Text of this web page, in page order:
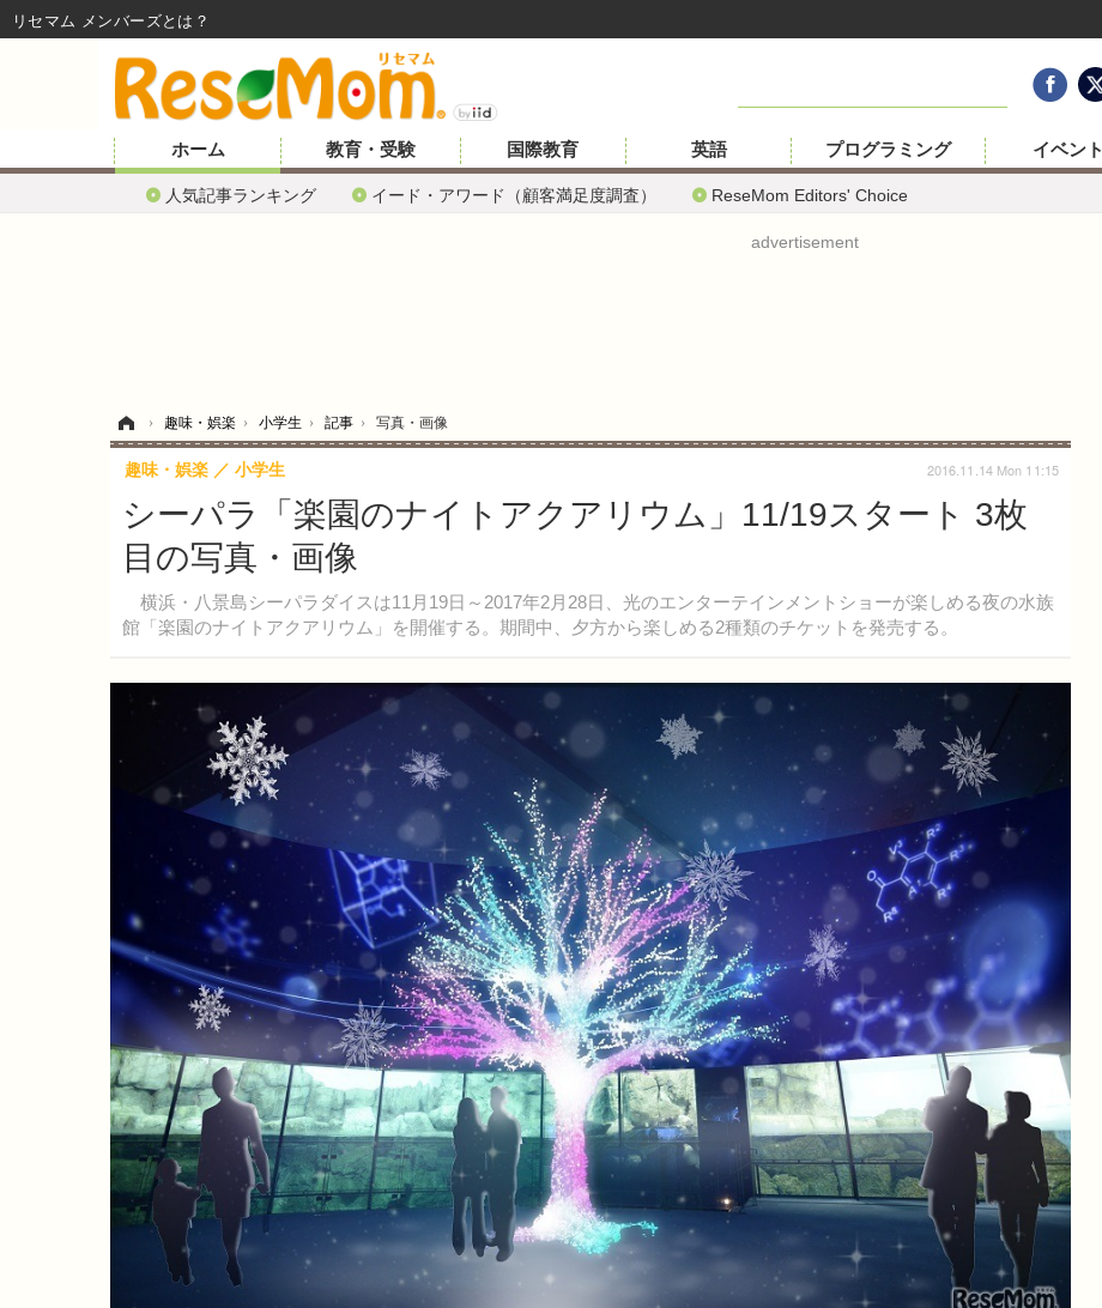
ホーム
人気記事ランキング イード・アワード（顧客満足度調査） ReseMom Editors' Choice
教育・受験 国際教育 英語 プログラミング イベント
advertisement
› 趣味・娯楽 › 小学生 › 記事 › 写真・画像
シーパラ「楽園のナイトアクアリウム」11/19スタート 3枚
目の写真・画像
横浜・八景島シーパラダイスは11月19日～2017年2月28日、光のエンターテインメントショーが楽しめる夜の水族
館「楽園のナイトアクアリウム」を開催する。期間中、夕方から楽しめる2種類のチケットを発売する。
趣味・娯楽 小学生 2016.11.14 Mon 11:15
リセマム メンバーズ